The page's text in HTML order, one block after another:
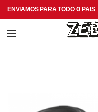
ENVIAMOS PARA TODO O PAIS